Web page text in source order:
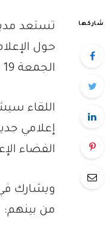
شاركها
تستعد
حول
الجمعة 19 يوليوز الجاري على الساعة 18:30 بفندق دريم.
إعلامي
الفضاء
ويشارك
من بينهم: